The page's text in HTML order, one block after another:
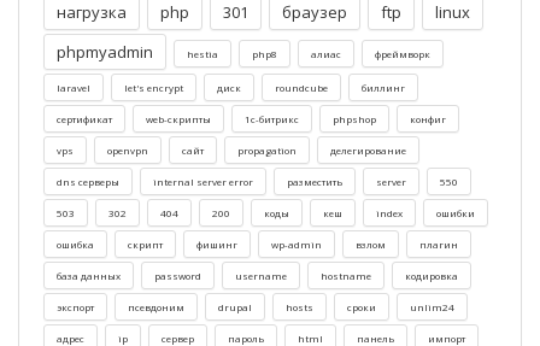
нагрузка
php 301 браузер ftp
linux
phpmyadmin
hestia php8 алиас фреймворк
laravel let's encrypt диск roundcube биллинг
сертификат web-скрипты 1c-битрикс phpshop конфиг
vps openvpn cайт propagation делегирование
dns серверы internal server error разместить server 550
503 302 404 200 коды кеш index ошибки
ошибка скрипт фишинг wp-admin взлом плагин
база данных password username hostname кодировка
экспорт псевдоним drupal hosts сроки unlim24
адрес ip сервер пароль html панель импорт